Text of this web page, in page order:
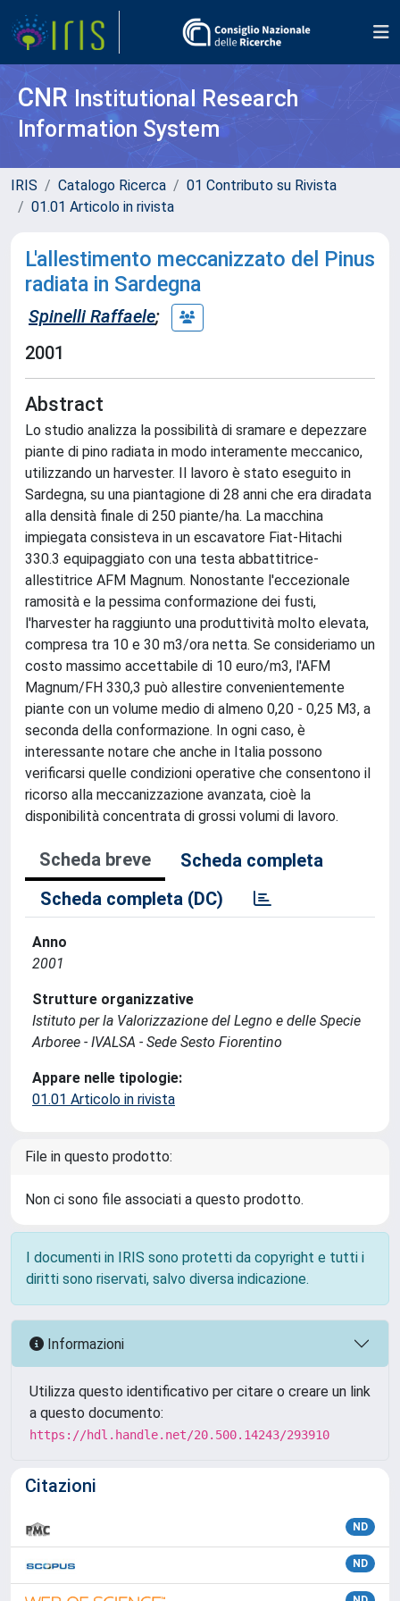
CNR Institutional Research
Information System
IRIS Catalogo Ricerca
01 Contributo su Rivista
01.01 Articolo in rivista
L'allestimento meccanizzato del Pinus
radiata in Sardegna
Spinelli Raffaele;
2001
Abstract
Lo studio analizza la possibilità di sramare e depezzare
piante di pino radiata in modo interamente meccanico,
utilizzando un harvester. Il lavoro è stato eseguito in
Sardegna, su una piantagione di 28 anni che era diradata
alla densità finale di 250 piante/ha. La macchina
impiegata consisteva in un escavatore Fiat-Hitachi
330.3 equipaggiato con una testa abbattitrice-
allestitrice AFM Magnum. Nonostante l'eccezionale
ramosità e la pessima conformazione dei fusti,
l'harvester ha raggiunto una produttività molto elevata,
compresa tra 10 e 30 m3/ora netta. Se consideriamo un
costo massimo accettabile di 10 euro/m3, l'AFM
Magnum/FH 330,3 può allestire convenientemente
piante con un volume medio di almeno 0,20 - 0,25 M3, a
seconda della conformazione. In ogni caso, è
interessante notare che anche in Italia possono
verificarsi quelle condizioni operative che consentono il
ricorso alla meccanizzazione avanzata, cioè la
disponibilità concentrata di grossi volumi di lavoro.
Scheda breve
Scheda completa
Scheda completa (DC)
Anno
2001
Strutture organizzative
Istituto per la Valorizzazione del Legno e delle Specie
Arboree - IVALSA - Sede Sesto Fiorentino
Appare nelle tipologie:
01.01 Articolo in rivista
File in questo prodotto:
Non ci sono file associati a questo prodotto.
I documenti in IRIS sono protetti da copyright e tutti i
diritti sono riservati, salvo diversa indicazione.
Informazioni
Utilizza questo identificativo per citare o creare un link
a questo documento:
https://hdl.handle.net/20.500.14243/293910
Citazioni
ND
ND